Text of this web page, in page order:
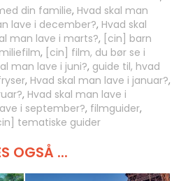
din familie, Hvad skal man
lave i december?, Hvad skal
man lave i marts?, [cin] barn
, [cin] film, du bør se i
man lave i juni?, guide til, hvad
, Hvad skal man lave i januar?,
, Hvad skal man lave i
i september?, filmguider,
tematiske guider
OGSÅ ...